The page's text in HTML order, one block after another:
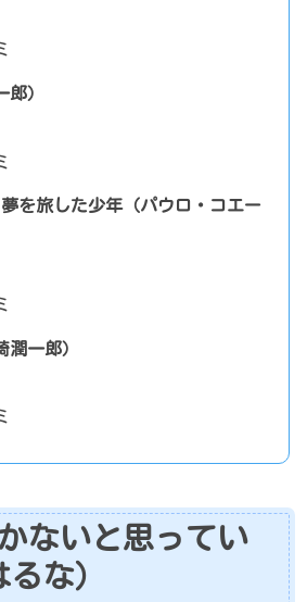
）
を旅した少年（パウロ・コエー
潤一郎）
ないと思ってい
な）